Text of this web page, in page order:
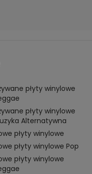
płyty winylowe
płyty winylowe
Alternatywna
płyty winylowe
płyty winylowe Pop
płyty winylowe